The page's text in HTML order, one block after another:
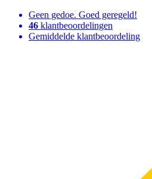
Geen gedoe. Goed geregeld!
46 klantbeoordelingen
Gemiddelde klantbeoordeling